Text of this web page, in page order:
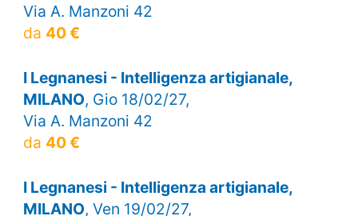
Via A. Manzoni 42
da 40 €
I Legnanesi - Intelligenza artigianale,
MILANO, Gio 18/02/27,
Via A. Manzoni 42
da 40 €
I Legnanesi - Intelligenza artigianale,
MILANO, Ven 19/02/27,